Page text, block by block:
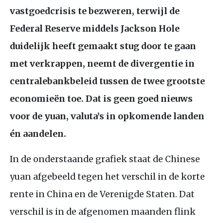
vastgoedcrisis te bezweren, terwijl de
Federal Reserve middels Jackson Hole
duidelijk heeft gemaakt stug door te gaan
met verkrappen, neemt de divergentie in
centralebankbeleid tussen de twee grootste
economieën toe. Dat is geen goed nieuws
voor de yuan, valuta’s in opkomende landen
én aandelen.
In de onderstaande grafiek staat de Chinese
yuan afgebeeld tegen het verschil in de korte
rente in China en de Verenigde Staten. Dat
verschil is in de afgenomen maanden flink